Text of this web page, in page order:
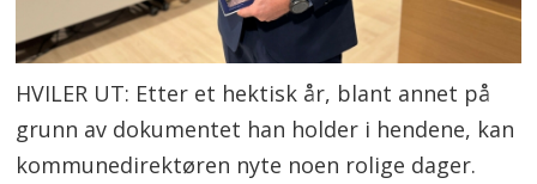
HVILER UT: Etter et hektisk år, blant annet på
grunn av dokumentet han holder i hendene, kan
kommunedirektøren nyte noen rolige dager.